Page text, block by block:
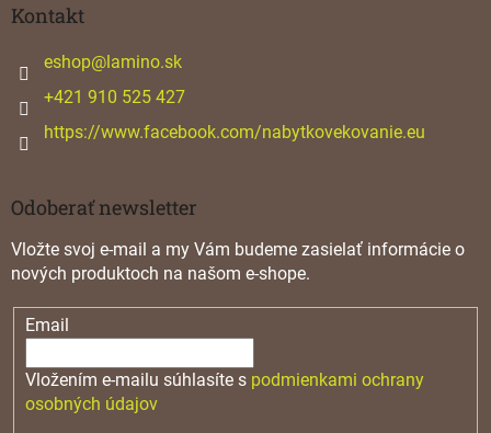
Kontakt
eshop@lamino.sk
+421 910 525 427
https://www.facebook.com/nabytkovekovanie.eu
Odoberať newsletter
Vložte svoj e-mail a my Vám budeme zasielať informácie o
nových produktoch na našom e-shope.
Email
Vložením e-mailu súhlasíte s podmienkami ochrany
osobných údajov